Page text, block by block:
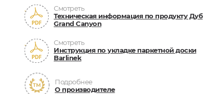
Смотреть
Техническая информация по продукту Дуб
Grand Canyon
Смотреть
Инструкция по укладке паркетной доски
Barlinek
Подробнее
О производителе